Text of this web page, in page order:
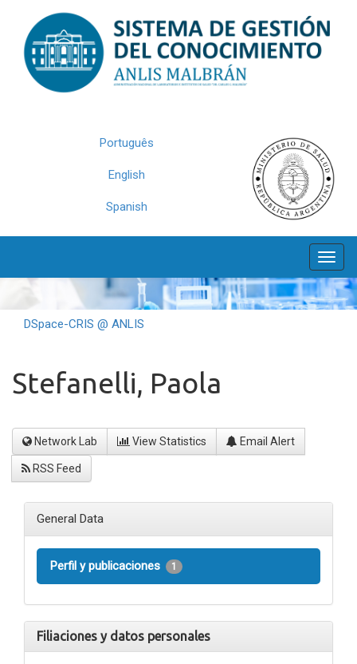
navigation
Português
English
Spanish
DSpace-CRIS @ ANLIS
Stefanelli, Paola
Network Lab View Statistics Email Alert
RSS Feed
General Data
Perfil y publicaciones 1
Filiaciones y datos personales